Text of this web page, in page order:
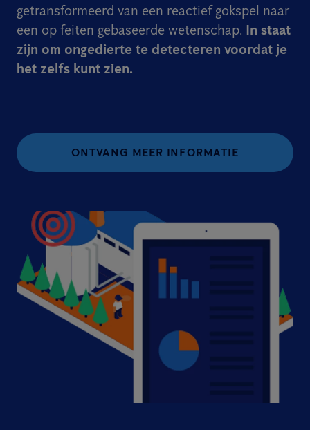
getransformeerd van een reactief gokspel naar
een op feiten gebaseerde wetenschap. In staat
zijn om ongedierte te detecteren voordat je
het zelfs kunt zien.
ONTVANG MEER INFORMATIE